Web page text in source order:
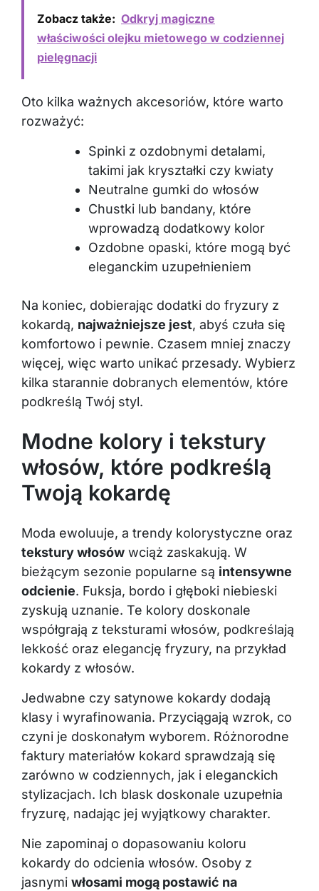
Zobacz także: Odkryj magiczne
właściwości olejku mietowego w codziennej
pielęgnacji
Oto kilka ważnych akcesoriów, które warto
rozważyć:
Spinki z ozdobnymi detalami,
takimi jak kryształki czy kwiaty
Neutralne gumki do włosów
Chustki lub bandany, które
wprowadzą dodatkowy kolor
Ozdobne opaski, które mogą być
eleganckim uzupełnieniem
Na koniec, dobierając dodatki do fryzury z
kokardą, najważniejsze jest, abyś czuła się
komfortowo i pewnie. Czasem mniej znaczy
więcej, więc warto unikać przesady. Wybierz
kilka starannie dobranych elementów, które
podkreślą Twój styl.
Modne kolory i tekstury
włosów, które podkreślą
Twoją kokardę
Moda ewoluuje, a trendy kolorystyczne oraz
tekstury włosów wciąż zaskakują. W
bieżącym sezonie popularne są intensywne
odcienie. Fuksja, bordo i głęboki niebieski
zyskują uznanie. Te kolory doskonale
współgrają z teksturami włosów, podkreślają
lekkość oraz elegancję fryzury, na przykład
kokardy z włosów.
Jedwabne czy satynowe kokardy dodają
klasy i wyrafinowania. Przyciągają wzrok, co
czyni je doskonałym wyborem. Różnorodne
faktury materiałów kokard sprawdzają się
zarówno w codziennych, jak i eleganckich
stylizacjach. Ich blask doskonale uzupełnia
fryzurę, nadając jej wyjątkowy charakter.
Nie zapominaj o dopasowaniu koloru
kokardy do odcienia włosów. Osoby z
jasnymi włosami mogą postawić na